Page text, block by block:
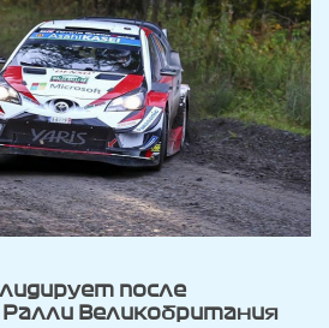
после
Великобритания